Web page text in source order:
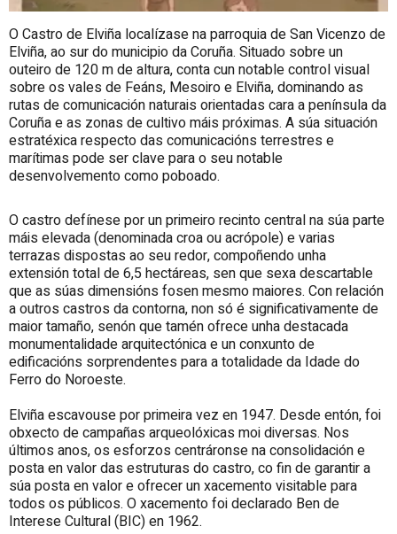
O Castro de Elviña localízase na parroquia de San Vicenzo de
Elviña, ao sur do municipio da Coruña. Situado sobre un
outeiro de 120 m de altura, conta cun notable control visual
sobre os vales de Feáns, Mesoiro e Elviña, dominando as
rutas de comunicación naturais orientadas cara a península da
Coruña e as zonas de cultivo máis próximas. A súa situación
estratéxica respecto das comunicacións terrestres e
marítimas pode ser clave para o seu notable
desenvolvemento como poboado.
O castro defínese por un primeiro recinto central na súa parte
máis elevada (denominada croa ou acrópole) e varias
terrazas dispostas ao seu redor, compoñendo unha
extensión total de 6,5 hectáreas, sen que sexa descartable
que as súas dimensións fosen mesmo maiores. Con relación
a outros castros da contorna, non só é significativamente de
maior tamaño, senón que tamén ofrece unha destacada
monumentalidade arquitectónica e un conxunto de
edificacións sorprendentes para a totalidade da Idade do
Ferro do Noroeste.
Elviña escavouse por primeira vez en 1947. Desde entón, foi
obxecto de campañas arqueolóxicas moi diversas. Nos
últimos anos, os esforzos centráronse na consolidación e
posta en valor das estruturas do castro, co fin de garantir a
súa posta en valor e ofrecer un xacemento visitable para
todos os públicos. O xacemento foi declarado Ben de
Interese Cultural (BIC) en 1962.